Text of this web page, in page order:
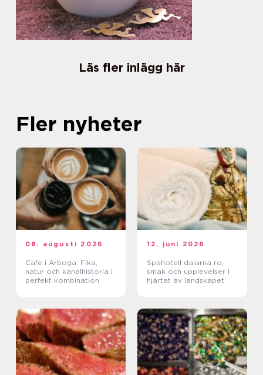
Läs fler inlägg här
Fler nyheter
08. augusti 2026
Cafe i Arboga: Fika,
natur och kanalhistoria i
perfekt kombination
12. juni 2026
Spahotell dalarna ro,
smak och upplevelser i
hjärtat av landskapet